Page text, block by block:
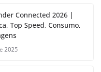
Connected 2026 |
Top Speed, Consumo,
2025